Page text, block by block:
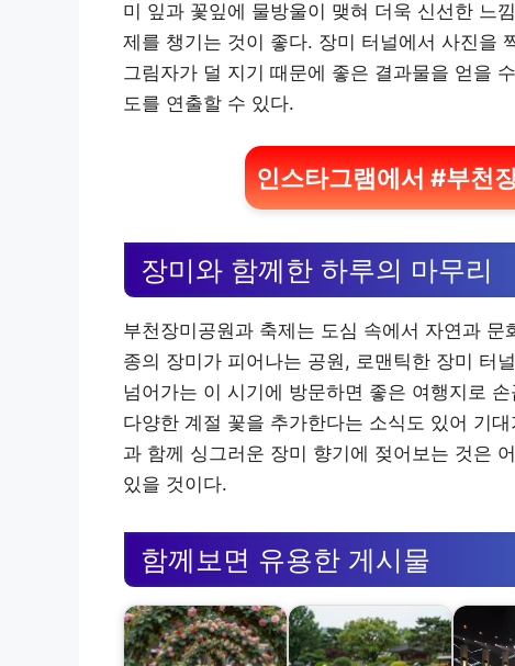
미 잎과 꽃잎에 물방울이 맺혀 더욱 신선한 느
제를 챙기는 것이 좋다. 장미 터널에서 사진을
그림자가 덜 지기 때문에 좋은 결과물을 얻을
도를 연출할 수 있다.
인스타그램에서 #부천
장미와 함께한 하루의 마무리
부천장미공원과 축제는 도심 속에서 자연과
종의 장미가 피어나는 공원, 로맨틱한 장미 터
넘어가는 이 시기에 방문하면 좋은 여행지로
다양한 계절 꽃을 추가한다는 소식도 있어 기
과 함께 싱그러운 장미 향기에 젖어보는 것은
있을 것이다.
함께보면 유용한 게시물